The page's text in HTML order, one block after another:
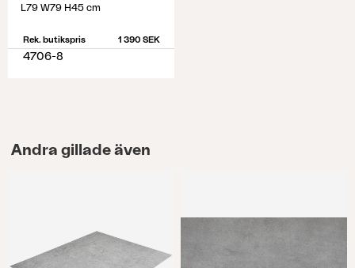
L79 W79 H45 cm
Rek. butikspris 1 390 SEK
4706-8
Andra gillade även